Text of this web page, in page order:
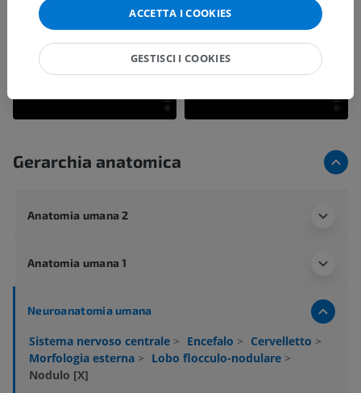
Gerarchia anatomica
Anatomia umana 2
Anatomia umana 1
Neuroanatomia umana
Sistema nervoso centrale > Encefalo > Cervelletto >
Morfologia esterna > Lobo flocculo-nodulare >
Nodulo [X]
ACCETTA I COOKIES
GESTISCI I COOKIES